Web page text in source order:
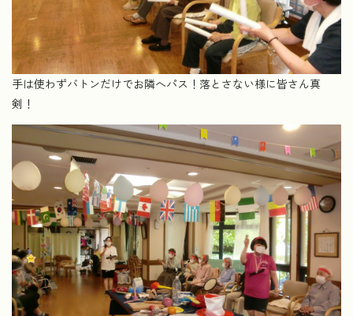
手は使わずバトンだけでお隣へパス！落とさない様に皆さん真
剣！